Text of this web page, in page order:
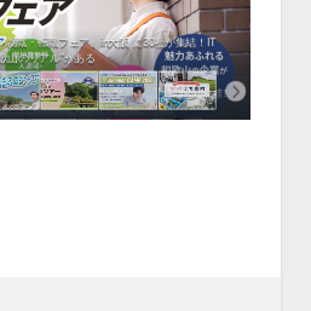
就職・転職フェア」in大阪 に30社が集結！IT
山のリアル”がある